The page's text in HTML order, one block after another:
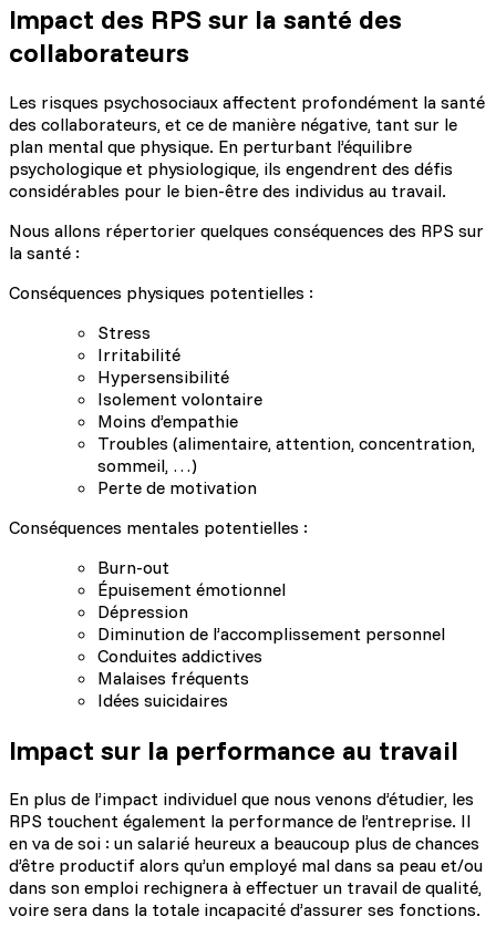
Impact des RPS sur la santé des
collaborateurs
Les risques psychosociaux affectent profondément la santé
des collaborateurs, et ce de manière négative, tant sur le
plan mental que physique. En perturbant l’équilibre
psychologique et physiologique, ils engendrent des défis
considérables pour le bien-être des individus au travail.
Nous allons répertorier quelques conséquences des RPS sur
la santé :
Conséquences physiques potentielles :
Stress
Irritabilité
Hypersensibilité
Isolement volontaire
Moins d’empathie
Troubles (alimentaire, attention, concentration,
sommeil, …)
Perte de motivation
Conséquences mentales potentielles :
Burn-out
Épuisement émotionnel
Dépression
Diminution de l’accomplissement personnel
Conduites addictives
Malaises fréquents
Idées suicidaires
Impact sur la performance au travail
En plus de l’impact individuel que nous venons d’étudier, les
RPS touchent également la performance de l’entreprise. Il
en va de soi : un salarié heureux a beaucoup plus de chances
d’être productif alors qu’un employé mal dans sa peau et/ou
dans son emploi rechignera à effectuer un travail de qualité,
voire sera dans la totale incapacité d’assurer ses fonctions.